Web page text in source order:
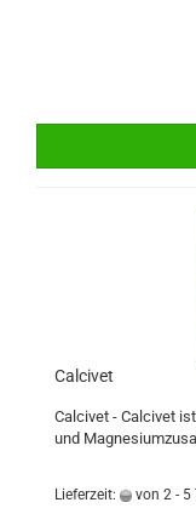
Calcivet
Calcivet - Calcivet
und
Lieferzeit: von 2 - 5